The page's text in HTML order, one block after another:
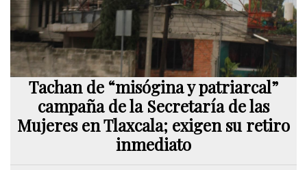
Tachan de “misógina y patriarcal”
campaña de la Secretaría de las
Mujeres en Tlaxcala; exigen su retiro
inmediato